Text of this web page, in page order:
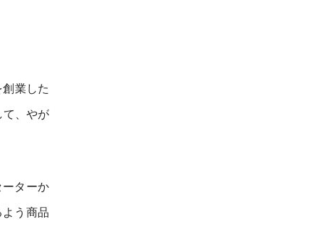
業した
て、やが
ターか
う商品